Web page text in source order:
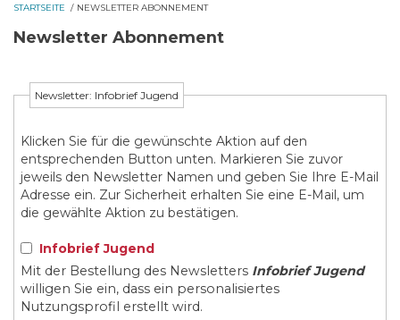
STARTSEITE / NEWSLETTER ABONNEMENT
Newsletter Abonnement
Newsletter: Infobrief Jugend
Klicken Sie für die gewünschte Aktion auf den
entsprechenden Button unten. Markieren Sie zuvor
jeweils den Newsletter Namen und geben Sie Ihre E-Mail
Adresse ein. Zur Sicherheit erhalten Sie eine E-Mail, um
die gewählte Aktion zu bestätigen.
Infobrief Jugend
Mit der Bestellung des Newsletters Infobrief Jugend
willigen Sie ein, dass ein personalisiertes
Nutzungsprofil erstellt wird.